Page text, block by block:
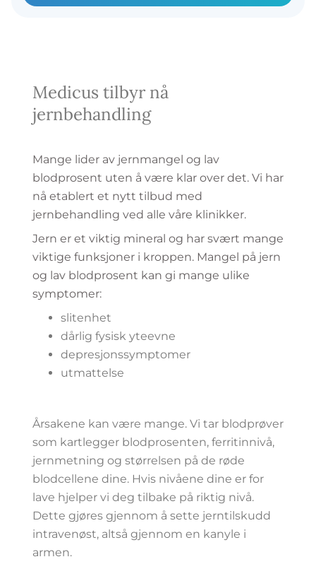
Medicus tilbyr nå
jernbehandling
Mange lider av jernmangel og lav
blodprosent uten å være klar over det. Vi har
nå etablert et nytt tilbud med
jernbehandling ved alle våre klinikker.
Jern er et viktig mineral og har svært mange
viktige funksjoner i kroppen. Mangel på jern
og lav blodprosent kan gi mange ulike
symptomer:
slitenhet
dårlig fysisk yteevne
depresjonssymptomer
utmattelse
Årsakene kan være mange. Vi tar blodprøver
som kartlegger blodprosenten, ferritinnivå,
jernmetning og størrelsen på de røde
blodcellene dine. Hvis nivåene dine er for
lave hjelper vi deg tilbake på riktig nivå.
Dette gjøres gjennom å sette jerntilskudd
intravenøst, altså gjennom en kanyle i
armen.